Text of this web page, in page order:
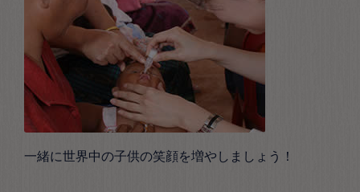
一緒に世界中の子供の笑顔を増やしましょう！